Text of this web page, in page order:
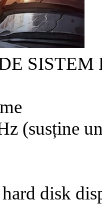
SISTEM
(susține
disk